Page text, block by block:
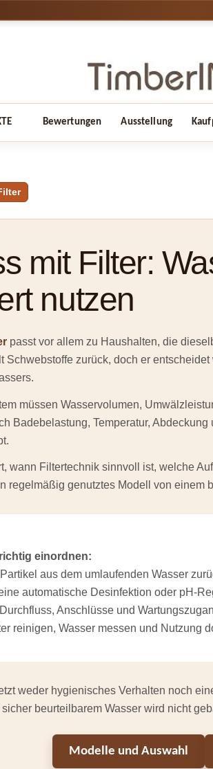
Bewertungen Ausstellung
mit Filter:
nutzen
passt vor allem zu Haushalten, die
Schwebstoffe zurück, doch er
müssen Wasservolumen,
Badebelastung, Temperatur,
wann Filtertechnik sinnvoll ist, welche
regelmäßig genutztes Modell von
einordnen:
Partikel aus dem umlaufenden Wasser
automatische Desinfektion oder pH-
Durchfluss, Anschlüsse und
reinigen, Wasser messen und Nutzung
weder hygienisches Verhalten noch
beurteilbarem Wasser wird nicht
Modelle und Auswahl